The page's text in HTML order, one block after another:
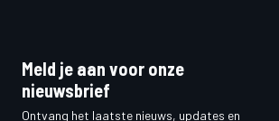
Meld je aan voor onze
nieuwsbrief
Ontvang het laatste nieuws, updates en